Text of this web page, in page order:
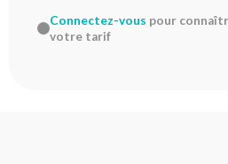
Connectez-vous pour
votre tarif